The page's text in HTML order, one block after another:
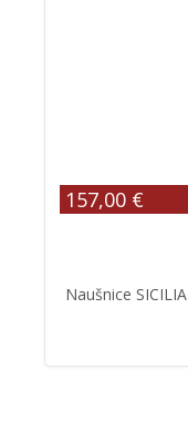
157,00 €
Naušnice SICILIA